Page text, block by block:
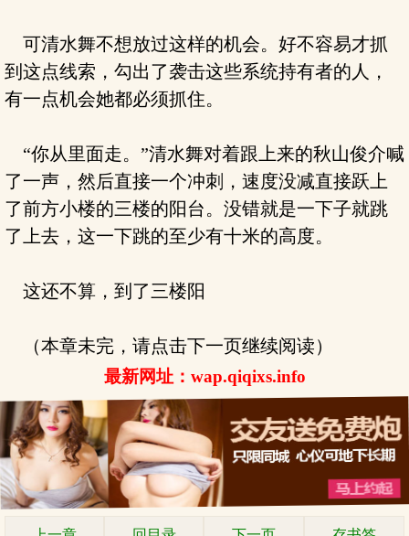
可清水舞不想放过这样的机会。好不容易才抓
到这点线索，勾出了袭击这些系统持有者的人，
有一点机会她都必须抓住。
“你从里面走。”清水舞对着跟上来的秋山俊介喊
了一声，然后直接一个冲刺，速度没减直接跃上
了前方小楼的三楼的阳台。没错就是一下子就跳
了上去，这一下跳的至少有十米的高度。
这还不算，到了三楼阳
（本章未完，请点击下一页继续阅读）
最新网址：wap.qiqixs.info